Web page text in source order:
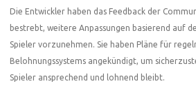
Die Entwickler haben das Feedback der
bestrebt, weitere Anpassungen basierend auf
Spieler vorzunehmen. Sie haben Pläne für
Belohnungssystems angekündigt, um
Spieler ansprechend und lohnend bleibt.